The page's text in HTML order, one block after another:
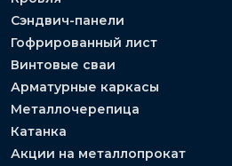
Сэндвич-панели
Гофрированный лист
Винтовые сваи
Арматурные каркасы
Металлочерепица
Катанка
Акции на металлопрокат